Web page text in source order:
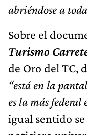
abriéndose a
Sobre el
Turismo
de Oro del TC,
“está en la
es la más federal
igual sentido